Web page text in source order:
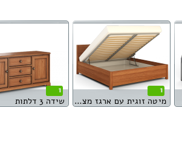
1
מיטה זוגית עם ארגז מצעים
1
שידה 3 דלתות